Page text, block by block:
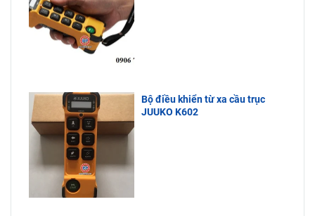
Bộ điều khiển từ xa cầu trục
JUUKO K602